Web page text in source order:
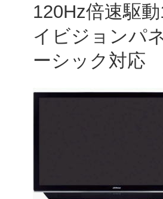
120Hz倍速駆
イビジョンパ
ーシック対応